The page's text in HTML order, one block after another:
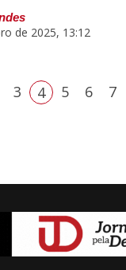
de 2025, 13:12
3 4 5 6 7